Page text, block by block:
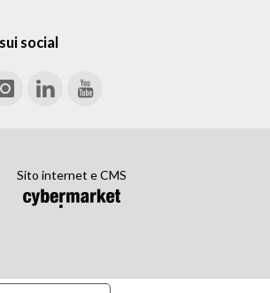
social
Sito internet e CMS